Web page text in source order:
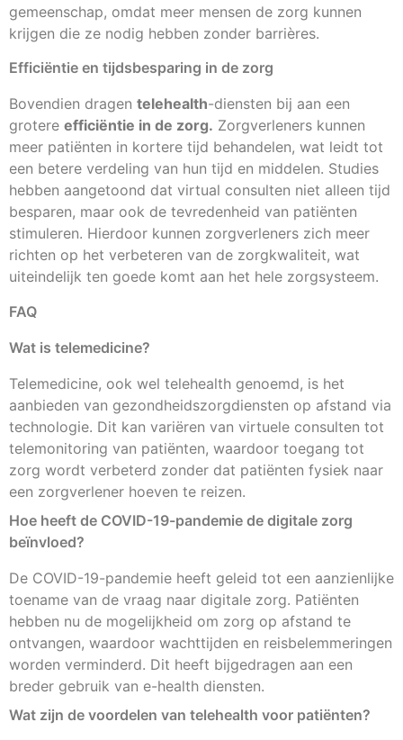
gemeenschap, omdat meer mensen de zorg kunnen
krijgen die ze nodig hebben zonder barrières.
Efficiëntie en tijdsbesparing in de zorg
Bovendien dragen telehealth-diensten bij aan een
grotere efficiëntie in de zorg. Zorgverleners kunnen
meer patiënten in kortere tijd behandelen, wat leidt tot
een betere verdeling van hun tijd en middelen. Studies
hebben aangetoond dat virtual consulten niet alleen tijd
besparen, maar ook de tevredenheid van patiënten
stimuleren. Hierdoor kunnen zorgverleners zich meer
richten op het verbeteren van de zorgkwaliteit, wat
uiteindelijk ten goede komt aan het hele zorgsysteem.
FAQ
Wat is telemedicine?
Telemedicine, ook wel telehealth genoemd, is het
aanbieden van gezondheidszorgdiensten op afstand via
technologie. Dit kan variëren van virtuele consulten tot
telemonitoring van patiënten, waardoor toegang tot
zorg wordt verbeterd zonder dat patiënten fysiek naar
een zorgverlener hoeven te reizen.
Hoe heeft de COVID-19-pandemie de digitale zorg
beïnvloed?
De COVID-19-pandemie heeft geleid tot een aanzienlijke
toename van de vraag naar digitale zorg. Patiënten
hebben nu de mogelijkheid om zorg op afstand te
ontvangen, waardoor wachttijden en reisbelemmeringen
worden verminderd. Dit heeft bijgedragen aan een
breder gebruik van e-health diensten.
Wat zijn de voordelen van telehealth voor patiënten?